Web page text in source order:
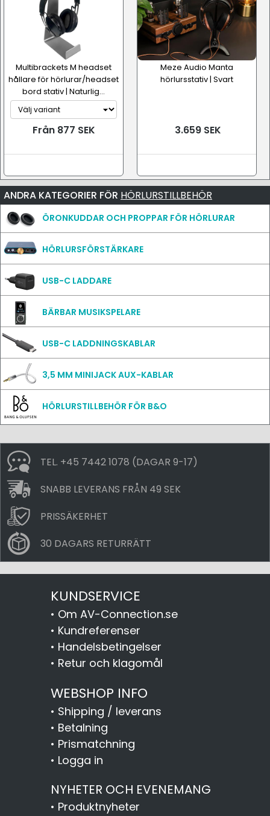
Multibrackets M headset
hållare för hörlurar/headset
bord stativ | Naturlig...
Från 877 SEK
Meze Audio Manta
hörlursstativ | Svart
3.659 SEK
ANDRA KATEGORIER FÖR HÖRLURSTILLBEHÖR
ÖRONKUDDAR OCH PROPPAR FÖR HÖRLURAR
HÖRLURSFÖRSTÄRKARE
USB-C LADDARE
BÄRBAR MUSIKSPELARE
USB-C LADDNINGSKABLAR
3,5 MM MINIJACK AUX-KABLAR
HÖRLURSTILLBEHÖR FÖR B&O
TEL. +45 7442 1078 (DAGAR 9-17)
SNABB LEVERANS FRÅN 49 SEK
PRISSÄKERHET
30 DAGARS RETURRÄTT
KUNDSERVICE
• Om AV-Connection.se
• Kundreferenser
• Handelsbetingelser
• Retur och klagomål
WEBSHOP INFO
• Shipping / leverans
• Betalning
• Prismatchning
• Logga in
NYHETER OCH EVENEMANG
• Produktnyheter